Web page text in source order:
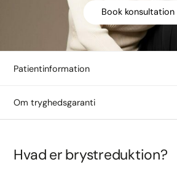
Book konsultation
Patientinformation
Om tryghedsgaranti
Hvad er brystreduktion?